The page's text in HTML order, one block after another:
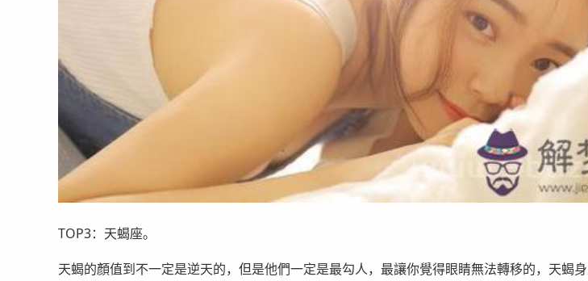
TOP3：天蝎座。
天蝎的顏值到不一定是逆天的，但是他們一定是最勾人，最讓你覺得眼睛無法轉移的，天蝎身